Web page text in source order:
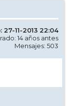
27-11-2013 22:04
14 años antes
Mensajes: 503